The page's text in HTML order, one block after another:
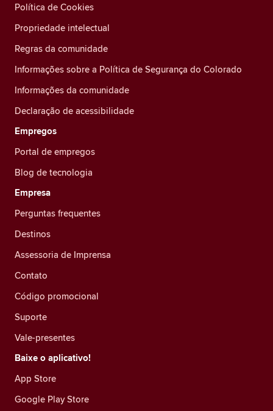
Política de Cookies
Propriedade intelectual
Regras da comunidade
Informações sobre a Política de Segurança do Colorado
Informações da comunidade
Declaração de acessibilidade
Empregos
Portal de empregos
Blog de tecnologia
Empresa
Perguntas frequentes
Destinos
Assessoria de Imprensa
Contato
Código promocional
Suporte
Vale-presentes
Baixe o aplicativo!
App Store
Google Play Store